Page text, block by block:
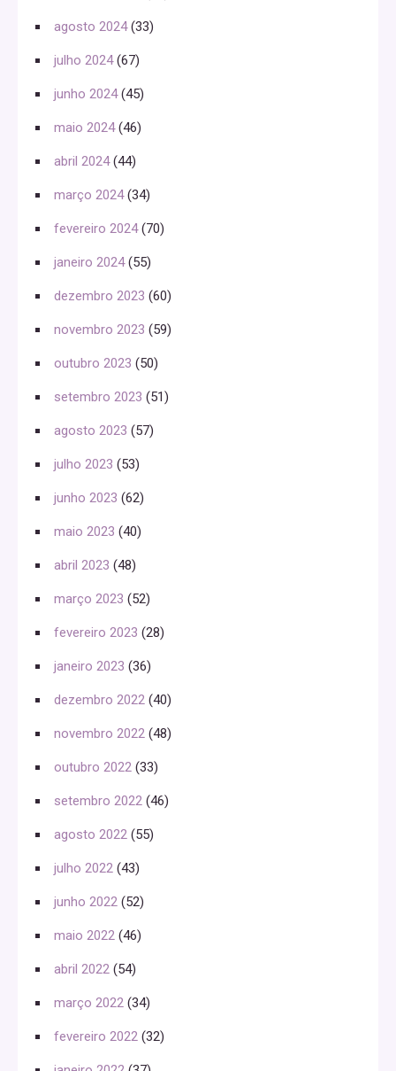
agosto 2024(33)
julho 2024(67)
junho 2024(45)
maio 2024(46)
abril 2024(44)
março 2024(34)
fevereiro 2024(70)
janeiro 2024(55)
dezembro 2023 (60)
novembro 2023 (59)
outubro 2023 (50)
setembro 2023 (51)
agosto 2023 (57)
julho 2023 (53)
junho 2023 (62)
maio 2023 (40)
abril 2023 (48)
março 2023 (52)
fevereiro 2023 (28)
janeiro 2023 (36)
dezembro 2022 (40)
novembro 2022 (48)
outubro 2022 (33)
setembro 2022 (46)
agosto 2022 (55)
julho 2022 (43)
junho 2022 (52)
maio 2022 (46)
abril 2022 (54)
março 2022 (34)
fevereiro 2022 (32)